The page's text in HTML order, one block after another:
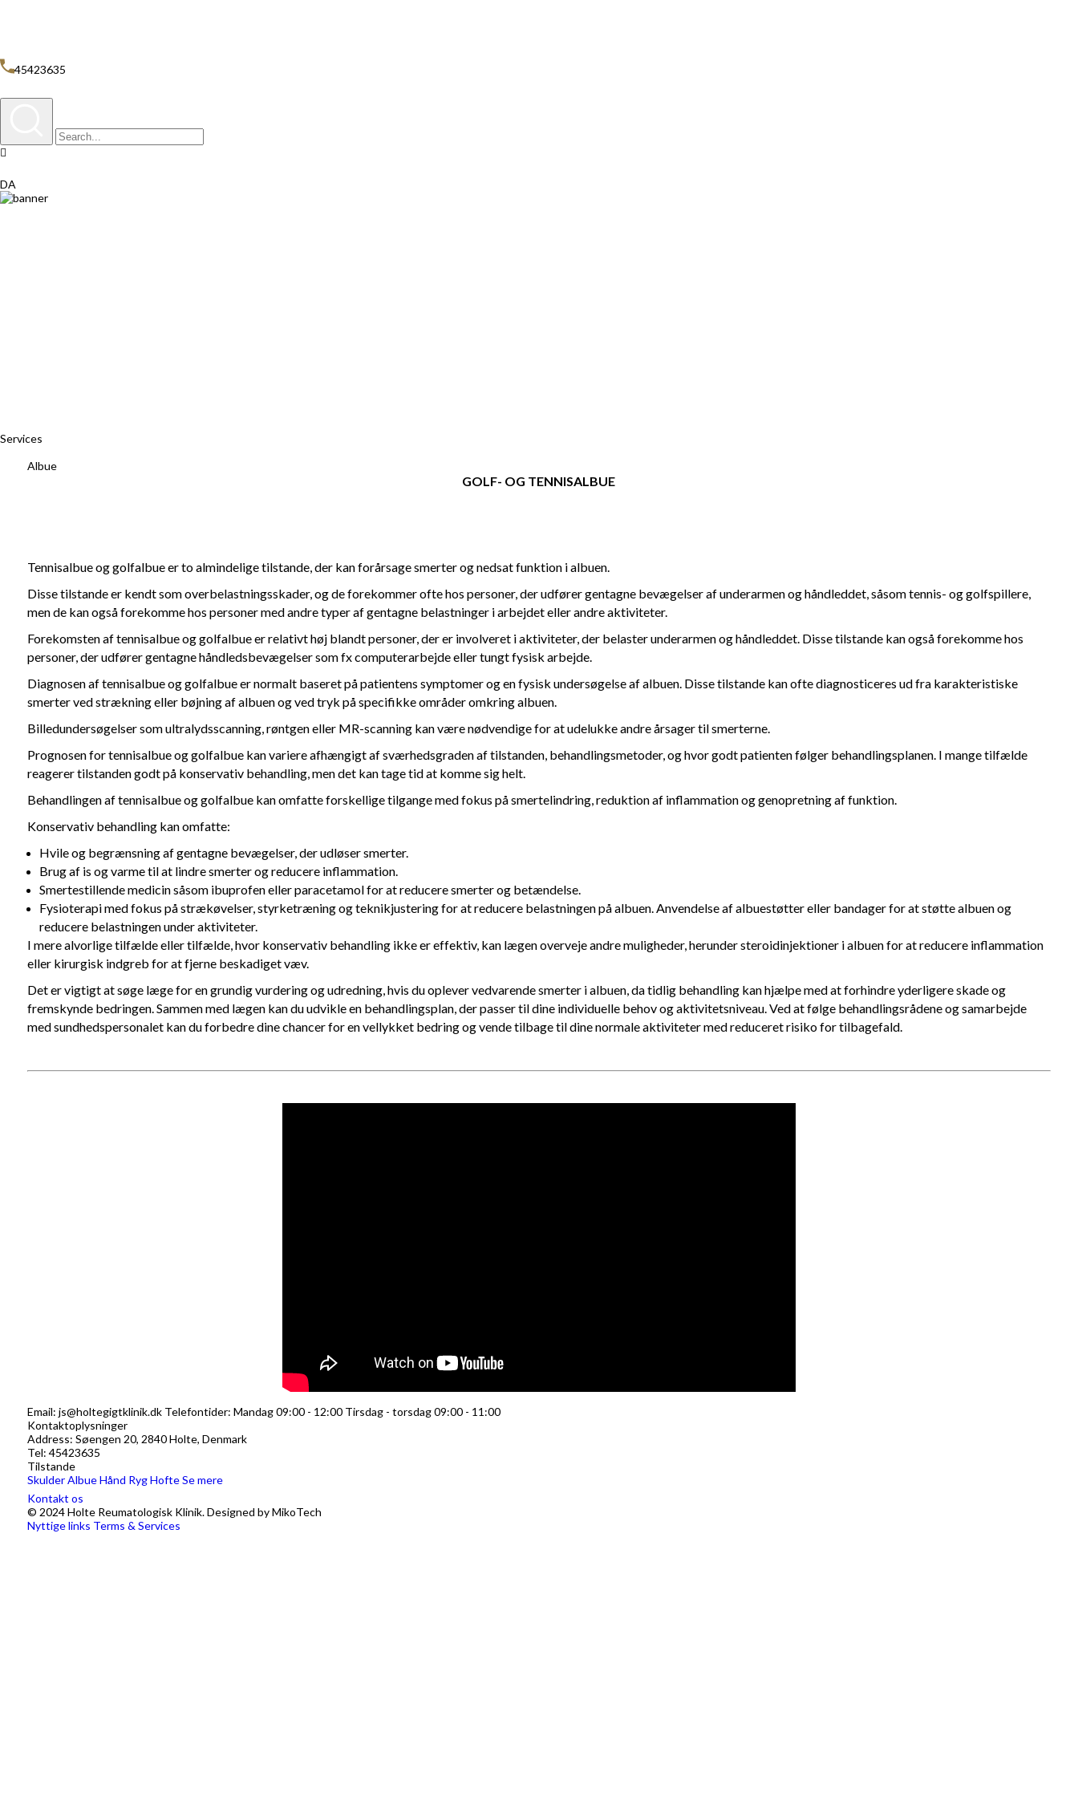
45423635
DA
Services
Albue
GOLF- OG TENNISALBUE
Tennisalbue og golfalbue er to almindelige tilstande, der kan forårsage smerter og nedsat funktion i albuen.
Disse tilstande er kendt som overbelastningsskader, og de forekommer ofte hos personer, der udfører gentagne bevægelser af underarmen og håndleddet, såsom tennis- og golfspillere,
men de kan også forekomme hos personer med andre typer af gentagne belastninger i arbejdet eller andre aktiviteter.
Forekomsten af tennisalbue og golfalbue er relativt høj blandt personer, der er involveret i aktiviteter, der belaster underarmen og håndleddet. Disse tilstande kan også forekomme hos
personer, der udfører gentagne håndledsbevægelser som fx computerarbejde eller tungt fysisk arbejde.
Diagnosen af tennisalbue og golfalbue er normalt baseret på patientens symptomer og en fysisk undersøgelse af albuen. Disse tilstande kan ofte diagnosticeres ud fra karakteristiske
smerter ved strækning eller bøjning af albuen og ved tryk på specifikke områder omkring albuen.
Billedundersøgelser som ultralydsscanning, røntgen eller MR-scanning kan være nødvendige for at udelukke andre årsager til smerterne.
Prognosen for tennisalbue og golfalbue kan variere afhængigt af sværhedsgraden af tilstanden, behandlingsmetoder, og hvor godt patienten følger behandlingsplanen. I mange tilfælde
reagerer tilstanden godt på konservativ behandling, men det kan tage tid at komme sig helt.
Behandlingen af tennisalbue og golfalbue kan omfatte forskellige tilgange med fokus på smertelindring, reduktion af inflammation og genopretning af funktion.
Konservativ behandling kan omfatte:
Hvile og begrænsning af gentagne bevægelser, der udløser smerter.
Brug af is og varme til at lindre smerter og reducere inflammation.
Smertestillende medicin såsom ibuprofen eller paracetamol for at reducere smerter og betændelse.
Fysioterapi med fokus på strækøvelser, styrketræning og teknikjustering for at reducere belastningen på albuen. Anvendelse af albuestøtter eller bandager for at støtte albuen og
reducere belastningen under aktiviteter.
I mere alvorlige tilfælde eller tilfælde, hvor konservativ behandling ikke er effektiv, kan lægen overveje andre muligheder, herunder steroidinjektioner i albuen for at reducere inflammation
eller kirurgisk indgreb for at fjerne beskadiget væv.
Det er vigtigt at søge læge for en grundig vurdering og udredning, hvis du oplever vedvarende smerter i albuen, da tidlig behandling kan hjælpe med at forhindre yderligere skade og
fremskynde bedringen. Sammen med lægen kan du udvikle en behandlingsplan, der passer til dine individuelle behov og aktivitetsniveau. Ved at følge behandlingsrådene og samarbejde
med sundhedspersonalet kan du forbedre dine chancer for en vellykket bedring og vende tilbage til dine normale aktiviteter med reduceret risiko for tilbagefald.
Email: js@holtegigtklinik.dk Telefontider: Mandag 09:00 - 12:00 Tirsdag - torsdag 09:00 - 11:00
Kontaktoplysninger
Address: Søengen 20, 2840 Holte, Denmark
Tel: 45423635
Tilstande
Skulder Albue Hånd Ryg Hofte Se mere
Kontakt os
© 2024 Holte Reumatologisk Klinik. Designed by MikoTech
Nyttige links Terms & Services